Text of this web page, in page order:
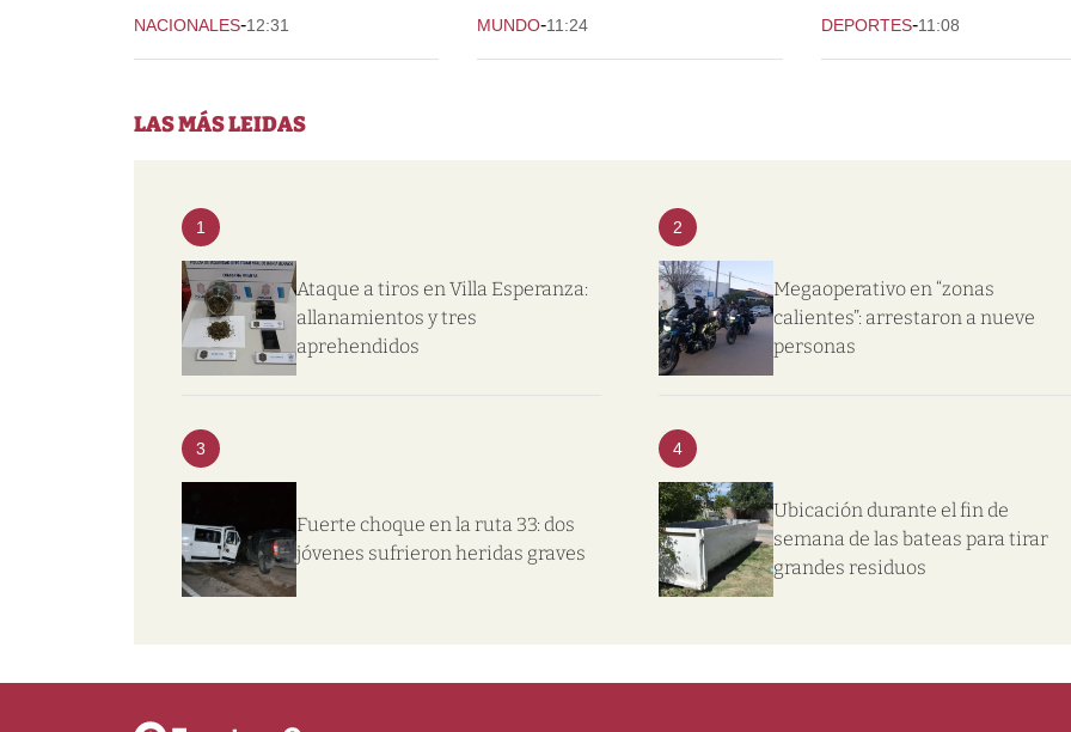
NACIONALES-12:31 MUNDO-11:24 DEPORTES-11:08
LAS MÁS LEIDAS
1
Ataque a tiros en Villa Esperanza:
allanamientos y tres
aprehendidos
2
Megaoperativo en “zonas
calientes”: arrestaron a nueve
personas
3
Fuerte choque en la ruta 33: dos
jóvenes sufrieron heridas graves
4
Ubicación durante el fin de
semana de las bateas para tirar
grandes residuos